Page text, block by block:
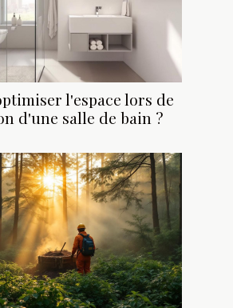
l'espace lors de
d'une salle de bain ?